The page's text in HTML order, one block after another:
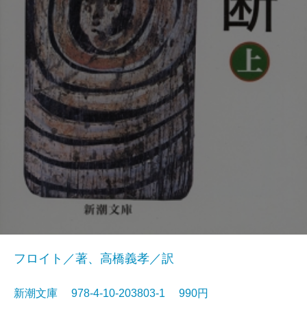
フロイト／著、高橋義孝／訳
新潮文庫 978-4-10-203803-1 990円